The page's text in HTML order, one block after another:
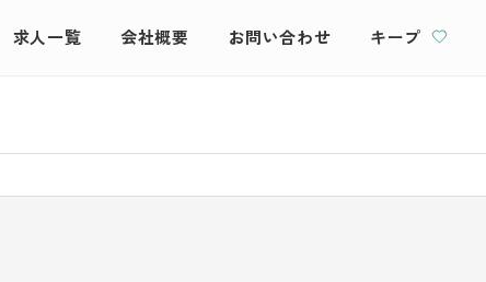
求人一覧 会社概要 お問い合わせ キープ